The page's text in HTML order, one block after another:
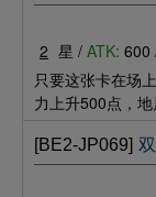
2 星 / ATK: 600
只要这张卡在场
力上升500点，地
[BE2-JP069]